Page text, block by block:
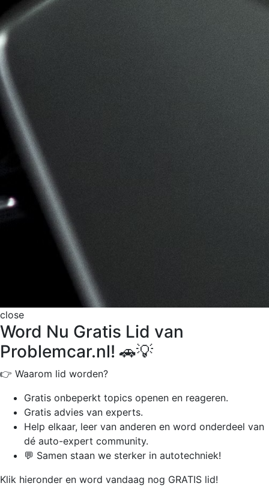
close
Word Nu Gratis Lid van
Problemcar.nl! 🚗💡
👉 Waarom lid worden?
Gratis onbeperkt topics openen en reageren.
Gratis advies van experts.
Help elkaar, leer van anderen en word onderdeel van
dé auto-expert community.
💬 Samen staan we sterker in autotechniek!
Klik hieronder en word vandaag nog GRATIS lid!